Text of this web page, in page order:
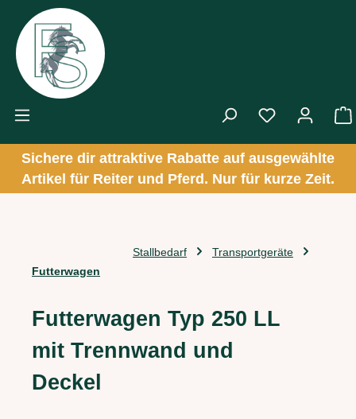
Zum Hauptinhalt springen
Sichere dir attraktive Rabatte auf ausgewählte
Artikel für Reiter und Pferd. Nur für kurze Zeit.
Stallbedarf
Transportgeräte
Futterwagen
Futterwagen Typ 250 LL
mit Trennwand und
Deckel